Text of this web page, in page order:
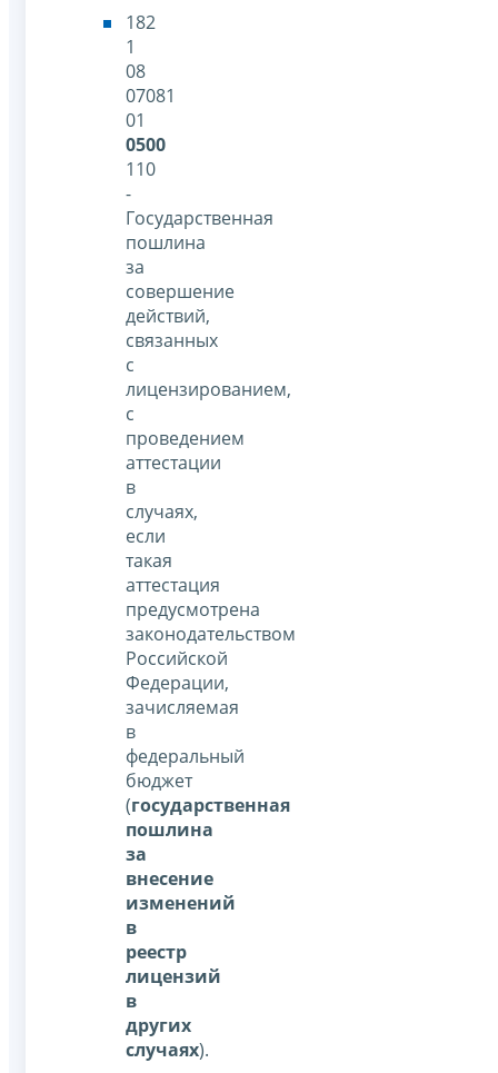
182
1
08
07081
01
0500
110
-
Государственная
пошлина
за
совершение
действий,
связанных
с
лицензированием,
с
проведением
аттестации
в
случаях,
если
такая
аттестация
предусмотрена
законодательством
Российской
Федерации,
зачисляемая
в
федеральный
бюджет
(государственная
пошлина
за
внесение
изменений
в
реестр
лицензий
в
других
случаях).